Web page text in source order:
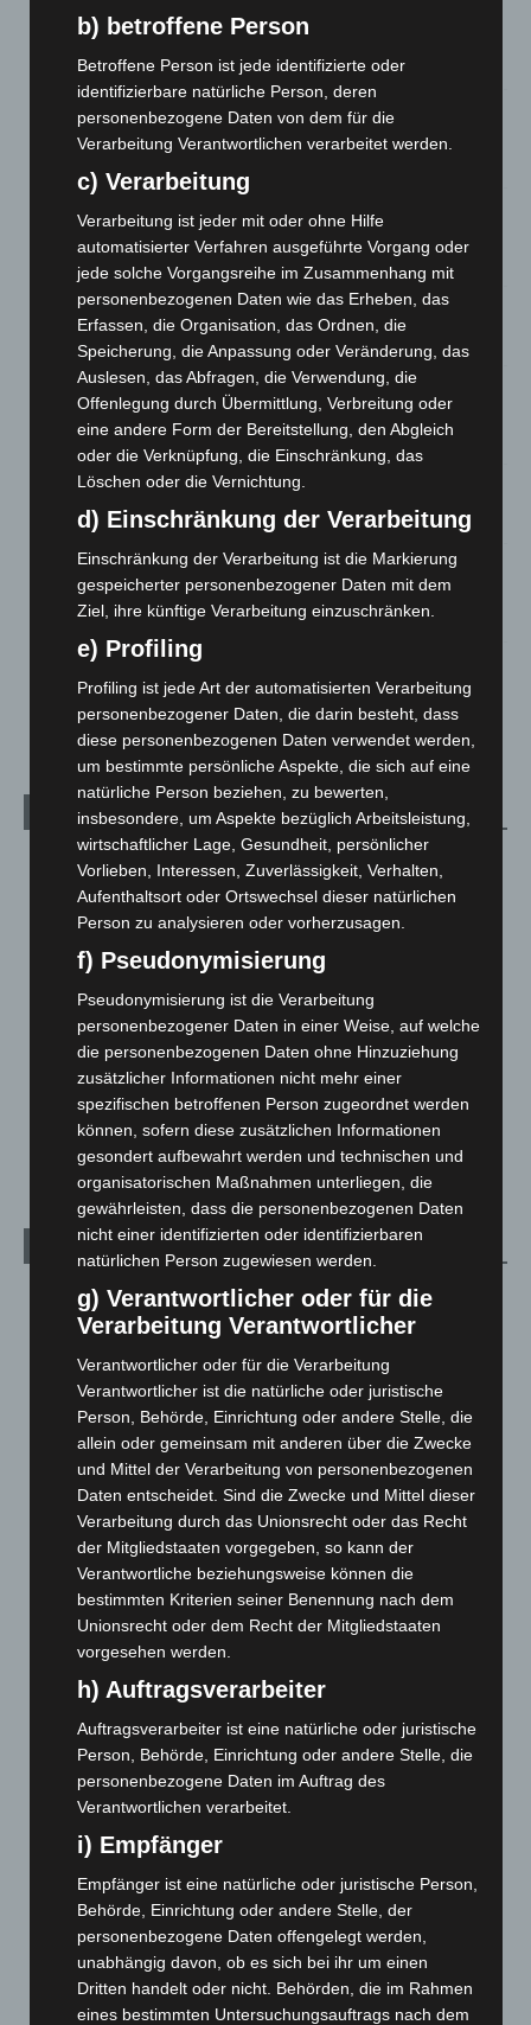
Brand im „Haus der Begegnung“ in Neuwarmbüchen schnell
eingedämmt
6. August 2026
Region Hannover: 21 neue Notfallsanitäter starten beim
Roten Kreuz
Celle: Mensch stirbt bei Bagger-Unfall auf Baustelle
5. August 2026
Gasleitung bei McDonald’s-Umbau in Langenhagen
beschädigt
5. August 2026
Anklage nach Abschaltung von „Archetyp Market“ erhoben
3. August 2026
Hannover: Polizei stoppt 166 Trunkenheitsfahrten bei
Großkontrolle
2. August 2026
Hannover Klassik Open Air 2026: Französische Oper im
Maschpark
2. August 2026
Kategorien
Blaulicht
Corona-News
Hannover und Region
Langenhagen und Ortsteile
Leserbriefe
Menschen
Über uns
Veranstaltungen
1.887
1.269
August 2026(10)
Juli 2026(73)
Juni 2026(139)
Mai 2026(99)
April 2026 (99)
März 2026(115)
Februar 2026 (109)
Januar 2026(122)
Dezember 2025(103)
November 2025(114)
Oktober 2025(112)
September 2025(93)
August 2025(90)
Juli 2025(90)
Juni 2025
Mai 2025(112)
März 2025(111)
Februar 2025(96)
Januar 2025(88)
Dezember 2024(89)
b) betroffene Person
Betroffene Person ist jede identifizierte oder
identifizierbare natürliche Person, deren
personenbezogene Daten von dem für die
Verarbeitung Verantwortlichen verarbeitet werden.
c) Verarbeitung
Verarbeitung ist jeder mit oder ohne Hilfe
automatisierter Verfahren ausgeführte Vorgang oder
jede solche Vorgangsreihe im Zusammenhang mit
personenbezogenen Daten wie das Erheben, das
Erfassen, die Organisation, das Ordnen, die
Speicherung, die Anpassung oder Veränderung, das
Auslesen, das Abfragen, die Verwendung, die
Offenlegung durch Übermittlung, Verbreitung oder
eine andere Form der Bereitstellung, den Abgleich
oder die Verknüpfung, die Einschränkung, das
Löschen oder die Vernichtung.
d) Einschränkung der Verarbeitung
Einschränkung der Verarbeitung ist die Markierung
gespeicherter personenbezogener Daten mit dem
Ziel, ihre künftige Verarbeitung einzuschränken.
e) Profiling
Profiling ist jede Art der automatisierten Verarbeitung
personenbezogener Daten, die darin besteht, dass
diese personenbezogenen Daten verwendet werden,
um bestimmte persönliche Aspekte, die sich auf eine
natürliche Person beziehen, zu bewerten,
insbesondere, um Aspekte bezüglich Arbeitsleistung,
wirtschaftlicher Lage, Gesundheit, persönlicher
Vorlieben, Interessen, Zuverlässigkeit, Verhalten,
Aufenthaltsort oder Ortswechsel dieser natürlichen
Person zu analysieren oder vorherzusagen.
f) Pseudonymisierung
Pseudonymisierung ist die Verarbeitung
personenbezogener Daten in einer Weise, auf welche
die personenbezogenen Daten ohne Hinzuziehung
zusätzlicher Informationen nicht mehr einer
spezifischen betroffenen Person zugeordnet werden
können, sofern diese zusätzlichen Informationen
gesondert aufbewahrt werden und technischen und
organisatorischen Maßnahmen unterliegen, die
gewährleisten, dass die personenbezogenen Daten
nicht einer identifizierten oder identifizierbaren
natürlichen Person zugewiesen werden.
g) Verantwortlicher oder für die
Verarbeitung Verantwortlicher
Verantwortlicher oder für die Verarbeitung
Verantwortlicher ist die natürliche oder juristische
Person, Behörde, Einrichtung oder andere Stelle, die
allein oder gemeinsam mit anderen über die Zwecke
und Mittel der Verarbeitung von personenbezogenen
Daten entscheidet. Sind die Zwecke und Mittel dieser
Verarbeitung durch das Unionsrecht oder das Recht
der Mitgliedstaaten vorgegeben, so kann der
Verantwortliche beziehungsweise können die
bestimmten Kriterien seiner Benennung nach dem
Unionsrecht oder dem Recht der Mitgliedstaaten
vorgesehen werden.
h) Auftragsverarbeiter
Auftragsverarbeiter ist eine natürliche oder juristische
Person, Behörde, Einrichtung oder andere Stelle, die
personenbezogene Daten im Auftrag des
Verantwortlichen verarbeitet.
i) Empfänger
Empfänger ist eine natürliche oder juristische Person,
Behörde, Einrichtung oder andere Stelle, der
personenbezogene Daten offengelegt werden,
unabhängig davon, ob es sich bei ihr um einen
Dritten handelt oder nicht. Behörden, die im Rahmen
eines bestimmten Untersuchungsauftrags nach dem